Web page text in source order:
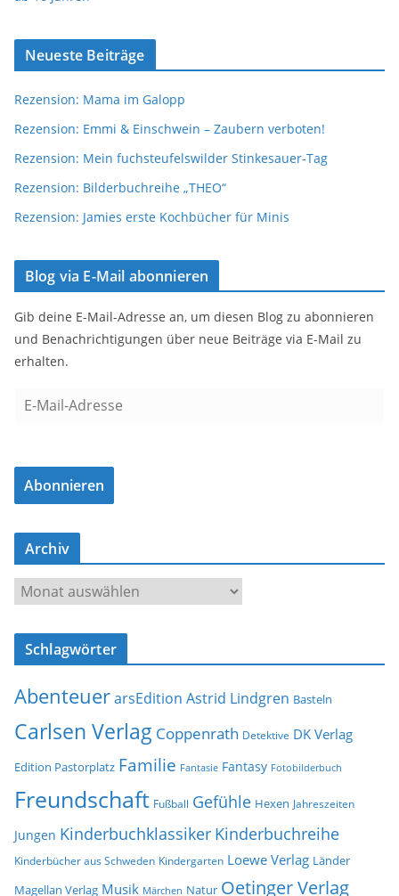
Neueste Beiträge
Rezension: Mama im Galopp
Rezension: Emmi & Einschwein – Zaubern verboten!
Rezension: Mein fuchsteufelswilder Stinkesauer-Tag
Rezension: Bilderbuchreihe „THEO“
Rezension: Jamies erste Kochbücher für Minis
Blog via E-Mail abonnieren
Gib deine E-Mail-Adresse an, um diesen Blog zu abonnieren
und Benachrichtigungen über neue Beiträge via E-Mail zu
erhalten.
a
l
-
d
s
e
Abonnieren
Archiv
r
c
v
Schlagwörter
AbenteuerarsEdition Astrid Lindgren Basteln
Carlsen Verlag Coppenrath Detektive DK Verlag
Edition Pastorplatz Familie Fantasie Fantasy Fotobilderbuch
Freundschaft Fußball Gefühle Hexen Jahreszeiten
Jungen Kinderbuchklassiker Kinderbuchreihe
Kinderbücher aus Schweden Kindergarten Loewe Verlag Länder
Magellan Verlag Musik Märchen Natur Oetinger Verlag